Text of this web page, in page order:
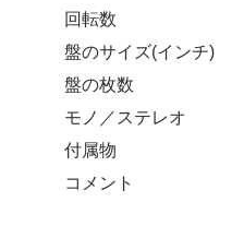
回転数
盤のサイズ(インチ)
盤の枚数
モノ／ステレオ
付属物
コメント